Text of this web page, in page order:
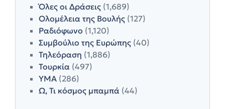
Όλες οι Δράσεις (1,689)
Ολομέλεια της Βουλής (127)
Ραδιόφωνο (1,120)
Συμβούλιο της Ευρώπης (40)
Τηλεόραση (1,886)
Τουρκία (497)
ΥΜΑ (286)
Ω, Τι κόσμος μπαμπά (44)